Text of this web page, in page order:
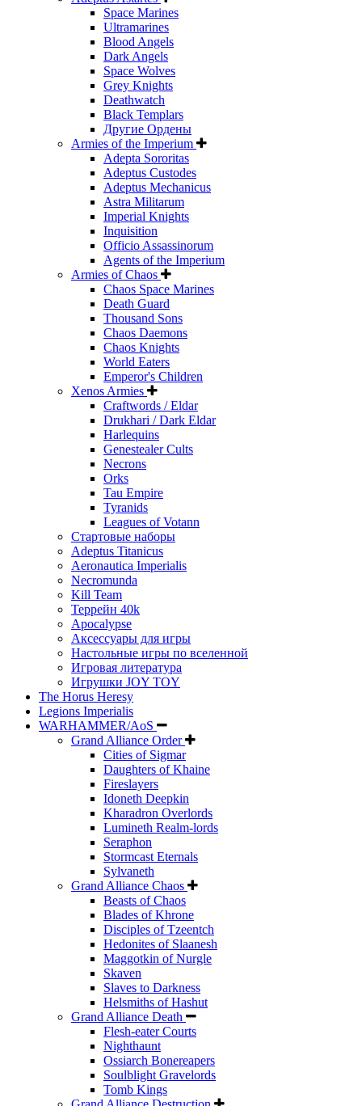
Space Marines
Ultramarines
Blood Angels
Dark Angels
Space Wolves
Grey Knights
Deathwatch
Black Templars
Другие Ордены
Armies of the Imperium
Adepta Sororitas
Adeptus Custodes
Adeptus Mechanicus
Astra Militarum
Imperial Knights
Inquisition
Officio Assassinorum
Agents of the Imperium
Armies of Chaos
Chaos Space Marines
Death Guard
Thousand Sons
Chaos Daemons
Chaos Knights
World Eaters
Emperor's Children
Xenos Armies
Craftwords / Eldar
Drukhari / Dark Eldar
Harlequins
Genestealer Cults
Necrons
Orks
Tau Empire
Tyranids
Leagues of Votann
Стартовые наборы
Adeptus Titanicus
Aeronautica Imperialis
Necromunda
Kill Team
Террейн 40k
Apocalypse
Аксессуары для игры
Настольные игры по вселенной
Игровая литература
Игрушки JOY TOY
The Horus Heresy
Legions Imperialis
WARHAMMER/AoS
Grand Alliance Order
Cities of Sigmar
Daughters of Khaine
Fireslayers
Idoneth Deepkin
Kharadron Overlords
Lumineth Realm-lords
Seraphon
Stormcast Eternals
Sylvaneth
Grand Alliance Chaos
Beasts of Chaos
Blades of Khrone
Disciples of Tzeentch
Hedonites of Slaanesh
Maggotkin of Nurgle
Skaven
Slaves to Darkness
Helsmiths of Hashut
Grand Alliance Death
Flesh-eater Courts
Nighthaunt
Ossiarch Bonereapers
Soulblight Gravelords
Tomb Kings